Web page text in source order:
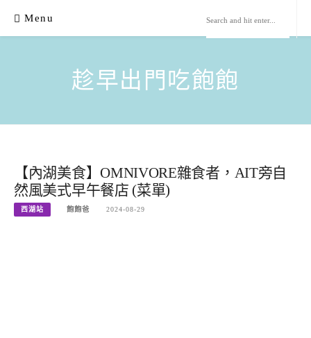
content
Menu
趁早出門吃飽飽
【內湖美食】OMNIVORE雜食者，AIT旁自
然風美式早午餐店 (菜單)
西湖站 飽飽爸 2024-08-29